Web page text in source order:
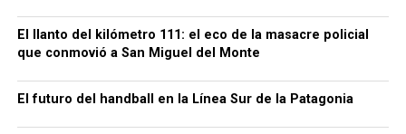
El llanto del kilómetro 111: el eco de la masacre policial
que conmovió a San Miguel del Monte
El futuro del handball en la Línea Sur de la Patagonia